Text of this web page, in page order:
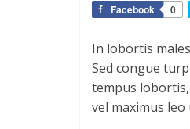
Facebook 0
In lobortis
Sed congue
tempus
vel maximus